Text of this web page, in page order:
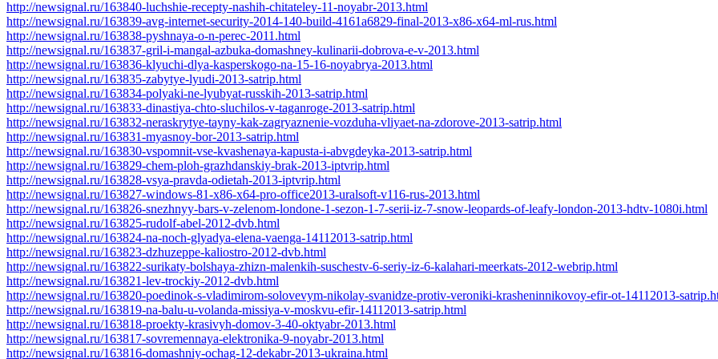
http://newsignal.ru/163840-luchshie-recepty-nashih-chitateley-11-noyabr-2013.html
http://newsignal.ru/163839-avg-internet-security-2014-140-build-4161a6829-final-2013-x86-x64-ml-rus.html
http://newsignal.ru/163838-pyshnaya-o-n-perec-2011.html
http://newsignal.ru/163837-gril-i-mangal-azbuka-domashney-kulinarii-dobrova-e-v-2013.html
http://newsignal.ru/163836-klyuchi-dlya-kasperskogo-na-15-16-noyabrya-2013.html
http://newsignal.ru/163835-zabytye-lyudi-2013-satrip.html
http://newsignal.ru/163834-polyaki-ne-lyubyat-russkih-2013-satrip.html
http://newsignal.ru/163833-dinastiya-chto-sluchilos-v-taganroge-2013-satrip.html
http://newsignal.ru/163832-neraskrytye-tayny-kak-zagryaznenie-vozduha-vliyaet-na-zdorove-2013-satrip.html
http://newsignal.ru/163831-myasnoy-bor-2013-satrip.html
http://newsignal.ru/163830-vspomnit-vse-kvashenaya-kapusta-i-abvgdeyka-2013-satrip.html
http://newsignal.ru/163829-chem-ploh-grazhdanskiy-brak-2013-iptvrip.html
http://newsignal.ru/163828-vsya-pravda-odietah-2013-iptvrip.html
http://newsignal.ru/163827-windows-81-x86-x64-pro-office2013-uralsoft-v116-rus-2013.html
http://newsignal.ru/163826-snezhnyy-bars-v-zelenom-londone-1-sezon-1-7-serii-iz-7-snow-leopards-of-leafy-london-2013-hdtv-1080i.html
http://newsignal.ru/163825-rudolf-abel-2012-dvb.html
http://newsignal.ru/163824-na-noch-glyadya-elena-vaenga-14112013-satrip.html
http://newsignal.ru/163823-dzhuzeppe-kaliostro-2012-dvb.html
http://newsignal.ru/163822-surikaty-bolshaya-zhizn-malenkih-suschestv-6-seriy-iz-6-kalahari-meerkats-2012-webrip.html
http://newsignal.ru/163821-lev-trockiy-2012-dvb.html
http://newsignal.ru/163820-poedinok-s-vladimirom-solovevym-nikolay-svanidze-protiv-veroniki-krasheninnikovoy-efir-ot-14112013-
http://newsignal.ru/163819-na-balu-u-volanda-missiya-v-moskvu-efir-14112013-satrip.html
http://newsignal.ru/163818-proekty-krasivyh-domov-3-40-oktyabr-2013.html
http://newsignal.ru/163817-sovremennaya-elektronika-9-noyabr-2013.html
http://newsignal.ru/163816-domashniy-ochag-12-dekabr-2013-ukraina.html